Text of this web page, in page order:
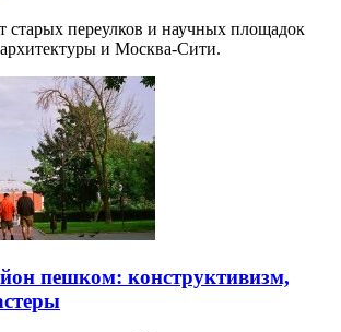
старых переулков и научных площадок
и Москва-Сити.
пешком: конструктивизм,